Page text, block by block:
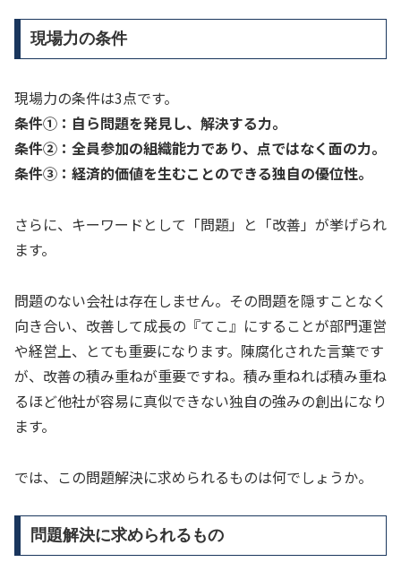
現場力の条件
現場力の条件は3点です。
条件①：自ら問題を発見し、解決する力。
条件②：全員参加の組織能力であり、点ではなく面の力。
条件③：経済的価値を生むことのできる独自の優位性。
さらに、キーワードとして「問題」と「改善」が挙げられ
ます。
問題のない会社は存在しません。その問題を隠すことなく
向き合い、改善して成長の『てこ』にすることが部門運営
や経営上、とても重要になります。陳腐化された言葉です
が、改善の積み重ねが重要ですね。積み重ねれば積み重ね
るほど他社が容易に真似できない独自の強みの創出になり
ます。
では、この問題解決に求められるものは何でしょうか。
問題解決に求められるもの